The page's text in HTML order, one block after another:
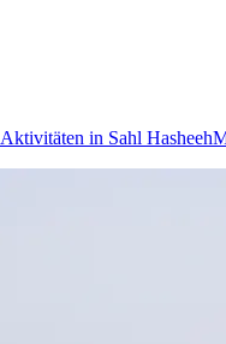
Aktivitäten in Sahl Hasheeh